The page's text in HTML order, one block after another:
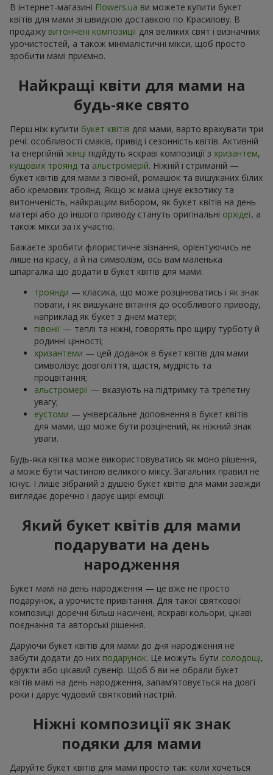
В інтернет-магазині Flowers.ua ви можете купити букет
квітів для мами зі швидкою доставкою по Красилову. В
продажу витончені композиції для великих свят і визначних
урочистостей, а також мінімалістичні мікси, щоб просто
зробити мамі приємно.
Найкращі квіти для мами на
будь-яке свято
Перш ніж купити букет квітів для мами, варто врахувати три
речі: особливості смаків, привід і сезонність квітів. Активній
та енергійній жінці підійдуть яскраві композиції з хризантем,
кущових троянд та альстромерій. Ніжній і стриманій —
букет квітів для мами з півоній, ромашок та вишуканих білих
або кремових троянд. Якщо ж мама цінує екзотику та
витонченість, найкращим вибором, як букет квітів на день
матері або до іншого приводу стануть оригінальні орхідеї, а
також мікси за їх участю.
Бажаєте зробити флористичне зізнання, орієнтуючись не
лише на красу, а й на символізм, ось вам маленька
шпаргалка що додати в букет квітів для мами:
троянди — класика, що може розцінюватись і як знак
поваги, і як вишукане вітання до особливого приводу,
наприклад як букет з днем матері;
півонії — теплі та ніжні, говорять про щиру турботу й
родинні цінності;
хризантеми — цей доданок в букет квітів для мами
символізує довголіття, щастя, мудрість та
процвітання;
альстромерії — вказують на підтримку та трепетну
увагу;
еустоми — універсальне доповнення в букет квітів
для мами, що може бути розцінений, як ніжний знак
уваги.
Будь-яка квітка може використовуватись як моно рішення,
а може бути частиною великого міксу. Загальних правил не
існує. І лише зібраний з душею букет квітів для мами завжди
виглядає доречно і дарує щирі емоції.
Який букет квітів для мами
подарувати на день
народження
Букет мамі на день народження — це вже не просто
подарунок, а урочисте привітання. Для такої святкової
композиції доречні більш насичені, яскраві кольори, цікаві
поєднання та авторські рішення.
Даруючи букет квітів для мами до дня народження не
забути додати до них подарунок. Це можуть бути солодощі,
фрукти або цікавий сувенір. Щоб б ви не обрали букет
квітів мамі на день народження, запам’ятовується на довгі
роки і дарує чудовий святковий настрій.
Ніжні композиції як знак
подяки для мами
Даруйте букет квітів для мами просто так: коли хочеться